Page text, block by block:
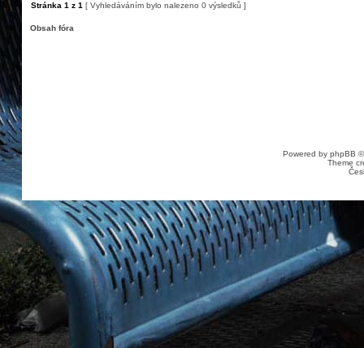
Stránka 1 z 1 [ Vyhledáváním bylo nalezeno 0 výsledků ]
Obsah fóra
Powered by phpBB
Theme